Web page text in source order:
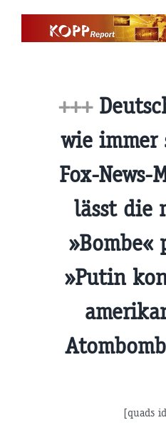
+++
wie immer
Fox-News-
lässt die
»Bombe«
»Putin
[quads